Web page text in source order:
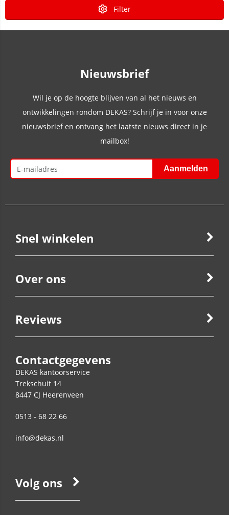
Filter
Nieuwsbrief
Wil je op de hoogte blijven van al het nieuws en
ontwikkelingen rondom DEKAS? Schrijf je in voor onze
nieuwsbrief en ontvang het laatste nieuws direct in je
mailbox!
Snel winkelen
Over ons
Reviews
Contactgegevens
DEKAS kantoorservice
Trekschuit 14
8447 CJ Heerenveen
0513 - 68 22 66
info@dekas.nl
Volg ons